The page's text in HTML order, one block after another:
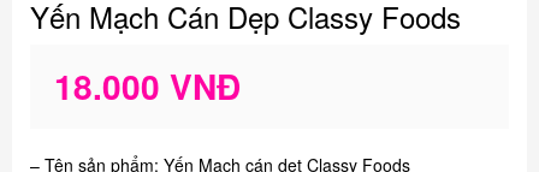
Yến Mạch Cán Dẹp Classy Foods
18.000 VNĐ
– Tên sản phẩm: Yến Mạch cán dẹt Classy Foods